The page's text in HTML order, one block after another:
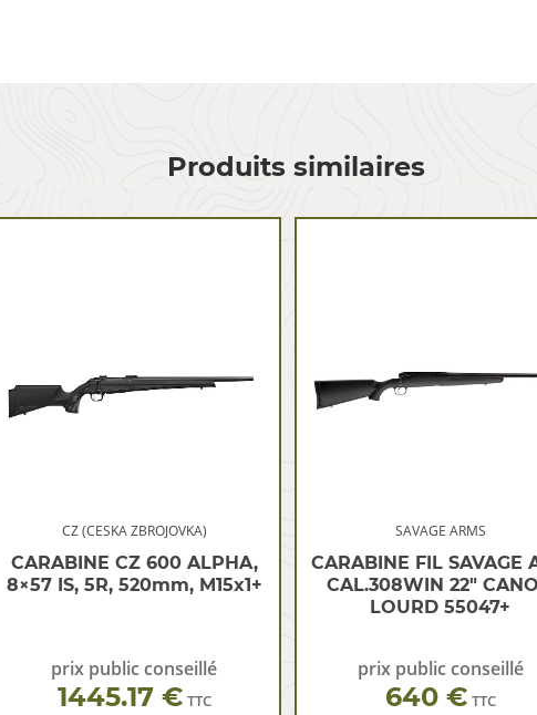
Produits similaires
CZ (CESKA ZBROJOVKA)
CARABINE CZ 600 ALPHA,
8×57 IS, 5R, 520mm, M15x1+
prix public conseillé
1445.17 € TTC
SAVAGE ARMS
CARABINE FIL SAVAGE
CAL.308WIN 22″
LOURD 55047+
prix public conseillé
640 € TTC